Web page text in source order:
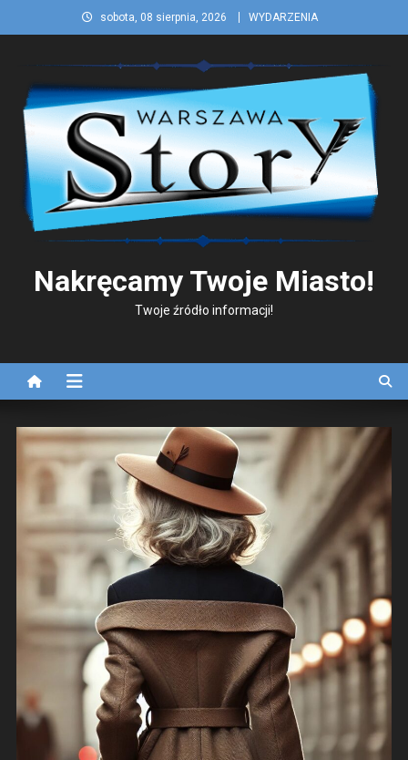
to
sobota, 08 sierpnia, 2026 WYDARZENIA
Nakręcamy Twoje Miasto!
Twoje źródło informacji!